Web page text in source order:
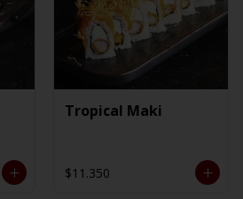
Tropical Maki
$11.350